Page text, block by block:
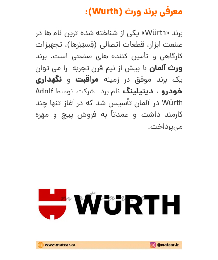
معرفی برند ورث (Wurth):
برند «Würth» یکی از شناخته‌ شده‌ ترین نام‌ ها در
صنعت ابزار، قطعات اتصالی (فِستِنِرها)، تجهیزات
کارگاهی و تأمین‌ کننده‌ های صنعتی است. برند
ورث آلمان با بیش از نیم قرن تجربه را می توان
یک برند موفق در زمینه مراقبت ونگهداری
خودرو،دیتیلینگ
نام برد. شرکت توسط Adolf
Würth در آلمان تأسیس شد که در آغاز تنها چند
کارمند داشت و عمدتاً به فروش پیچ و مهره
می‌پرداخت.